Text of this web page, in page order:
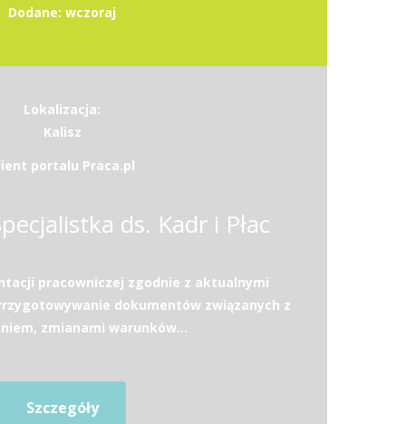
Dodane: wczoraj
Lokalizacja:
Kalisz
portalu Praca.pl
ds. Kadr i Płac
pracowniczej zgodnie z aktualnymi
dokumentów związanych z
zmianami warunków...
Szczegóły